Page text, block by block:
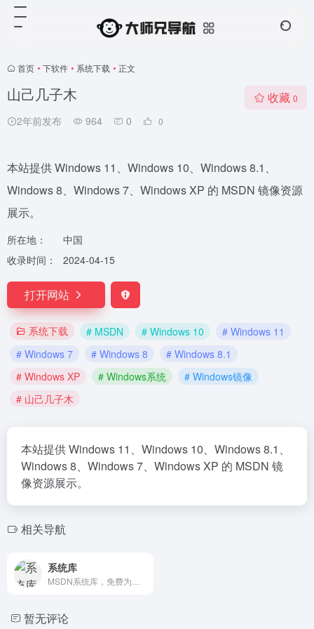
首页 • 下软件 • 系统下载 • 正文
山己几子木
2年前发布 964 0 0
收藏 0
本站提供 Windows 11、Windows 10、Windows 8.1、
Windows 8、Windows 7、Windows XP 的 MSDN 镜像资源
展示。
所在地：
中国
收录时间：
2024-04-15
打开网站
系统下载 # MSDN # Windows 10
# Windows 11
# Windows 7
# Windows 8
# Windows 8.1
# Windows XP
# Windows系统
# Windows镜像
# 山己几子木
本站提供 Windows 11、Windows 10、Windows 8.1、
Windows 8、Windows 7、Windows XP 的 MSDN 镜
像资源展示。
相关导航
系统库
暂无评论